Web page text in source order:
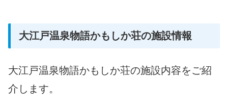
大江戸温泉物語かもしか荘の施設情報
大江戸温泉物語かもしか荘の施設内容をご紹
介します。